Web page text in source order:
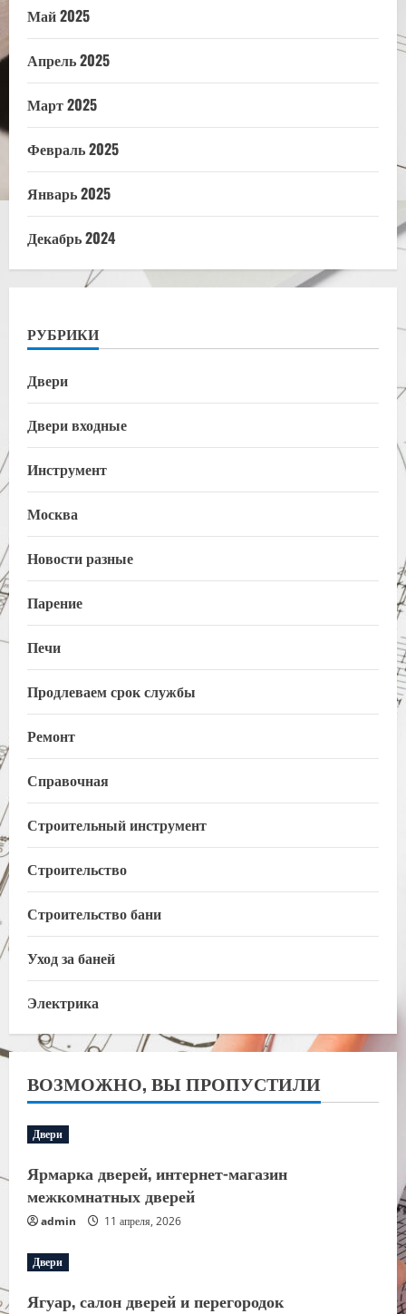
Май 2025
Апрель 2025
Март 2025
Февраль 2025
Январь 2025
Декабрь 2024
РУБРИКИ
Двери
Двери входные
Инструмент
Москва
Новости разные
Парение
Печи
Продлеваем срок службы
Ремонт
Справочная
Строительный инструмент
Строительство
Строительство бани
Уход за баней
Электрика
ВОЗМОЖНО, ВЫ ПРОПУСТИЛИ
Двери
Ярмарка дверей, интернет-магазин
межкомнатных дверей
admin 11 апреля, 2026
Двери
Ягуар, салон дверей и перегородок